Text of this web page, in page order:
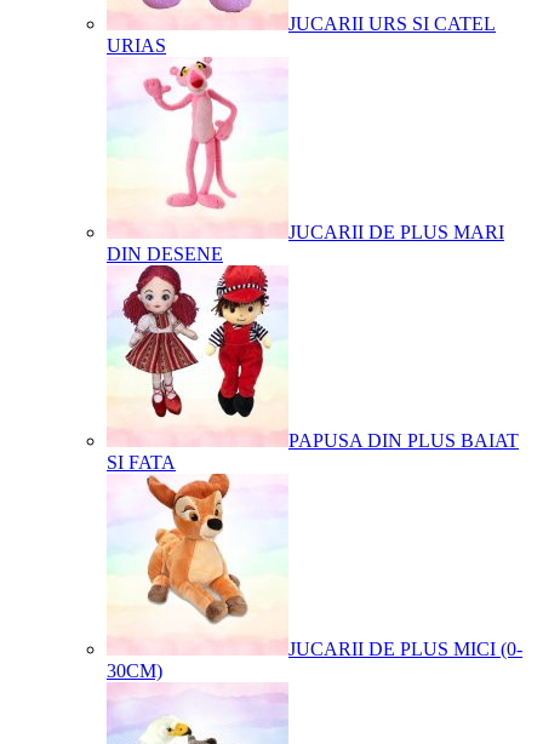
JUCARII URS SI CATEL
URIAS
JUCARII DE PLUS MARI
DIN DESENE
PAPUSA DIN PLUS BAIAT
SI FATA
JUCARII DE PLUS MICI (0-
30CM)